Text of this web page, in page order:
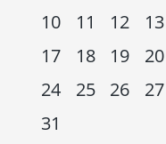
10
11 12 13
17
18 19 20
24
25 26 27
31